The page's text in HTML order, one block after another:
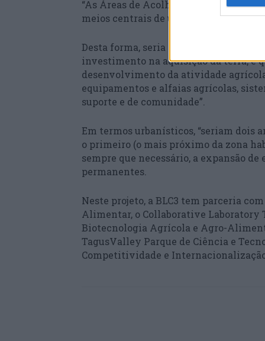
“As Áreas de Acolhimento Agrícola
meios centrais de uso partilhado e
Desta forma, seria permitido “o
investimento na aquisição da terra, e
desenvolvimento da atividade
equipamentos e alfaias agrícolas,
suporte e de comunidade”.
Em termos urbanísticos, “seriam dois
o primeiro (o mais próximo da zona
sempre que necessário, a expansão
permanentes.
Neste projeto, a BLC3 tem parceria
Alimentar, o Collaborative Laboratory
Biotecnologia Agrícola e Agro-
TagusValley Parque de Ciência e
Competitividade e Internacionalização